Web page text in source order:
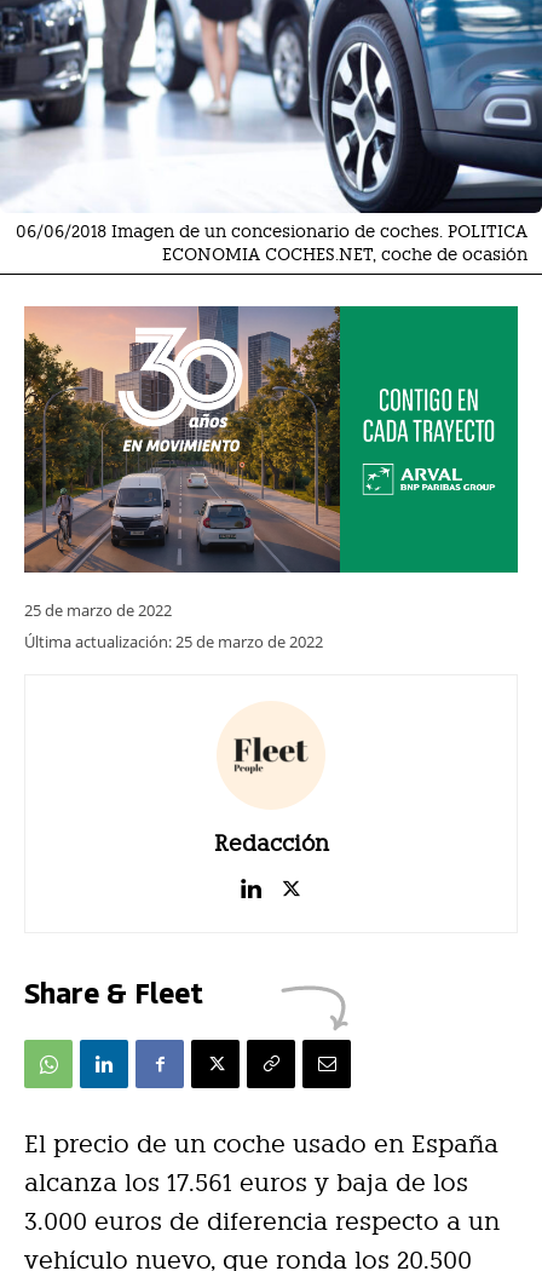
06/06/2018 Imagen de un concesionario de coches. POLITICA
ECONOMIA COCHES.NET, coche de ocasión
25 de marzo de 2022
Última actualización:25 de marzo de 2022
Redacción
Share & Fleet
El precio de un coche usado en España
alcanza los 17.561 euros y baja de los
3.000 euros de diferencia respecto a un
vehículo nuevo, que ronda los 20.500